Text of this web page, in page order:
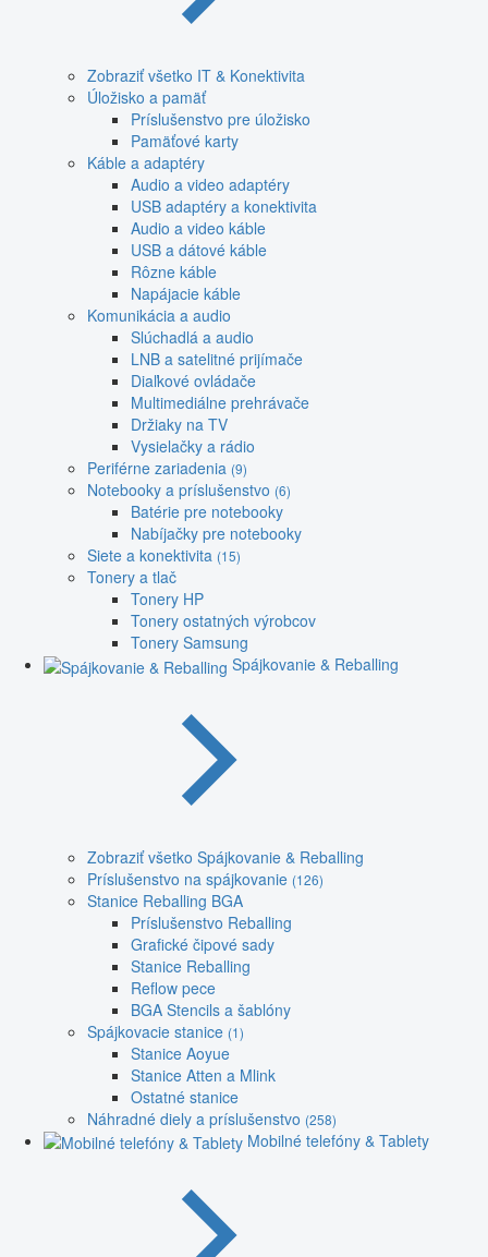
Zobraziť všetko IT & Konektivita
Úložisko a pamäť
Príslušenstvo pre úložisko
Pamäťové karty
Káble a adaptéry
Audio a video adaptéry
USB adaptéry a konektivita
Audio a video káble
USB a dátové káble
Rôzne káble
Napájacie káble
Komunikácia a audio
Slúchadlá a audio
LNB a satelitné prijímače
Diaľkové ovládače
Multimediálne prehrávače
Držiaky na TV
Vysielačky a rádio
Periférne zariadenia (9)
Notebooky a príslušenstvo (6)
Batérie pre notebooky
Nabíjačky pre notebooky
Siete a konektivita (15)
Tonery a tlač
Tonery HP
Tonery ostatných výrobcov
Tonery Samsung
Spájkovanie & Reballing
Zobraziť všetko Spájkovanie & Reballing
Príslušenstvo na spájkovanie (126)
Stanice Reballing BGA
Príslušenstvo Reballing
Grafické čipové sady
Stanice Reballing
Reflow pece
BGA Stencils a šablóny
Spájkovacie stanice (1)
Stanice Aoyue
Stanice Atten a Mlink
Ostatné stanice
Náhradné diely a príslušenstvo (258)
Mobilné telefóny & Tablety